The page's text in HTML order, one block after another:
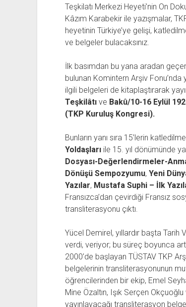
Teşkilatı Merkezi Heyeti’nin On
Kâzım Karabekir ile yazışmalar,
heyetinin Türkiye’ye gelişi,
ve belgeler bulacaksınız.
İlk basımdan bu yana aradan
bulunan Komintern Arşiv Fonu’nda
ilgili belgeleri de kitaplaştırarak
Teşkilâtıve Bakû/10-16 Eylül
(TKP Kuruluş Kongresi).
Bunların yanı sıra 15’lerin
Yoldaşlarıile 15. yıl dönümünde
Dosyası-Değerlendirmeler-
Dönüşü Sempozyumu, Yeni
Yazılar, Mustafa Suphi – İlk
Fransızca’dan çevirdiği Fransız
transliterasyonu çıktı.
Yücel Demirel, yıllardır başta
verdi, veriyor; bu süreç boyunca
2000’de başlayan TÜSTAV TKP
belgelerinin transliterasyonunun
öğrencilerinden bir ekip, Emel
Mine Özaltın, Işık Serçen Okçuoğlu
yayınlayacağı transliterasyon